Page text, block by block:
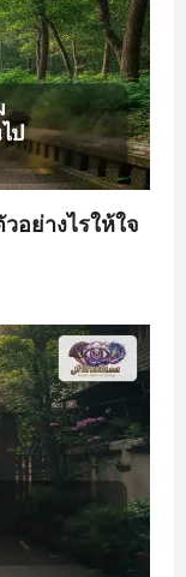
อย่างไรให้ใจ